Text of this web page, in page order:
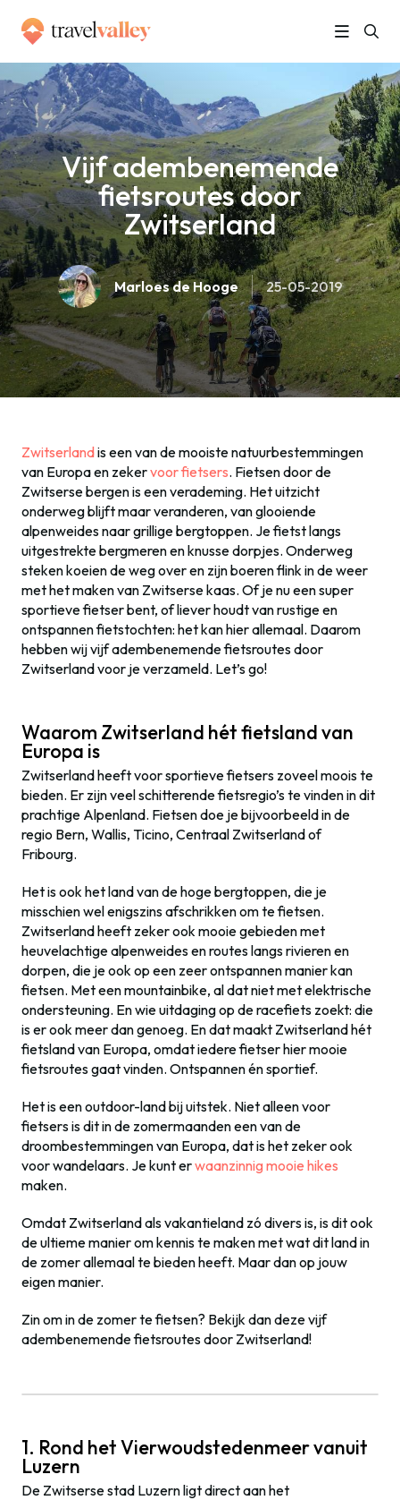
Home »
Vijf adembenemende
fietsroutes door
Zwitserland
Marloes de Hooge 25-05-2019
Zwitserlandis een van de mooiste natuurbestemmingen
van Europa en zekervoor fietsers. Fietsen door de
Zwitserse bergen is een verademing. Het uitzicht
onderweg blijft maar veranderen, van glooiende
alpenweides naar grillige bergtoppen. Je fietst langs
uitgestrekte bergmeren en knusse dorpjes. Onderweg
steken koeien de weg over en zijn boeren flink in de weer
met het maken van Zwitserse kaas. Of je nu een super
sportieve fietser bent, of liever houdt van rustige en
ontspannen fietstochten: het kan hier allemaal. Daarom
hebben wij vijf adembenemende fietsroutes door
Zwitserland voor je verzameld. Let’s go!
Waarom Zwitserland hét fietsland van
Europa is
Zwitserland heeft voor sportieve fietsers zoveel moois te
bieden. Er zijn veel schitterende fietsregio’s te vinden in dit
prachtige Alpenland. Fietsen doe je bijvoorbeeld in de
regio Bern, Wallis, Ticino, Centraal Zwitserland of
Fribourg.
Het is ook het land van de hoge bergtoppen, die je
misschien wel enigszins afschrikken om te fietsen.
Zwitserland heeft zeker ook mooie gebieden met
heuvelachtige alpenweides en routes langs rivieren en
dorpen, die je ook op een zeer ontspannen manier kan
fietsen. Met een mountainbike, al dat niet met elektrische
ondersteuning. En wie uitdaging op de racefiets zoekt: die
is er ook meer dan genoeg. En dat maakt Zwitserland hét
fietsland van Europa, omdat iedere fietser hier mooie
fietsroutes gaat vinden. Ontspannen én sportief.
Het is een outdoor-land bij uitstek. Niet alleen voor
fietsers is dit in de zomermaanden een van de
droombestemmingen van Europa, dat is het zeker ook
voor wandelaars. Je kunt erwaanzinnig mooie hikes
maken.
Omdat Zwitserland als vakantieland zó divers is, is dit ook
de ultieme manier om kennis te maken met wat dit land in
de zomer allemaal te bieden heeft. Maar dan op jouw
eigen manier.
Zin om in de zomer te fietsen? Bekijk dan deze vijf
adembenemende fietsroutes door Zwitserland!
1. Rond het Vierwoudstedenmeer vanuit
Luzern
De Zwitserse stad Luzern ligt direct aan het